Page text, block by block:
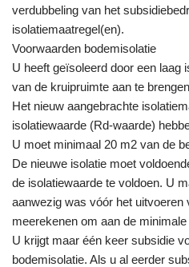
verdubbeling van het
isolatiemaatregel(en).
Voorwaarden bodemisolatie
U heeft geïsoleerd door een laag
van de kruipruimte aan te
Het nieuw aangebrachte
isolatiewaarde (Rd-waarde)
U moet minimaal 20 m2 van de
De nieuwe isolatie moet
de isolatiewaarde te voldoen. U
aanwezig was vóór het uitvoeren
meerekenen om aan de
U krijgt maar één keer subsidie
bodemisolatie. Als u al eerder